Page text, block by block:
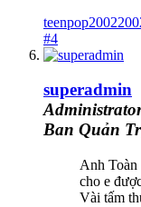
#4
superadmin
Ban Quản
Anh Toàn
cho e
Vài tấm